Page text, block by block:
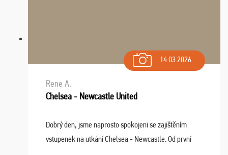
14.03.2026
Rene A.
Chelsea - Newcastle United
Dobrý den, jsme naprosto spokojeni se zajištěním
vstupenek na utkání Chelsea - Newcastle. Od první